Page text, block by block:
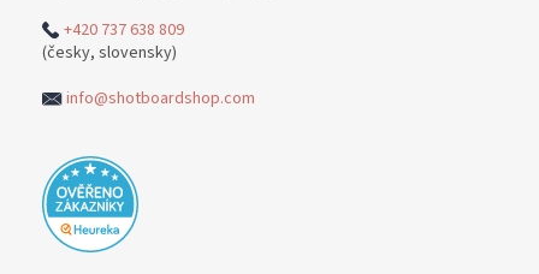
+420 737 638 809
(česky, slovensky)
info@shotboardshop.com